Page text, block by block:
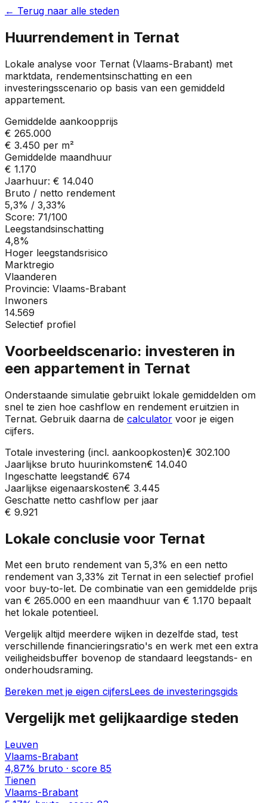
← Terug naar alle steden
Huurrendement in Ternat
Lokale analyse voor Ternat (Vlaams-Brabant) met
marktdata, rendementsinschatting en een
investeringsscenario op basis van een gemiddeld
appartement.
Gemiddelde aankoopprijs
€ 265.000
€ 3.450 per m²
Gemiddelde maandhuur
€ 1.170
Jaarhuur: € 14.040
Bruto / netto rendement
5,3% / 3,33%
Score: 71/100
Leegstandsinschatting
4,8%
Hoger leegstandsrisico
Marktregio
Vlaanderen
Provincie: Vlaams-Brabant
Inwoners
14.569
Selectief profiel
Voorbeeldscenario: investeren in
een appartement in Ternat
Onderstaande simulatie gebruikt lokale gemiddelden om
snel te zien hoe cashflow en rendement eruitzien in
Ternat. Gebruik daarna de calculator voor je eigen
cijfers.
Totale investering (incl. aankoopkosten)€ 302.100
Jaarlijkse bruto huurinkomsten€ 14.040
Ingeschatte leegstand€ 674
Jaarlijkse eigenaarskosten€ 3.445
Geschatte netto cashflow per jaar
€ 9.921
Lokale conclusie voor Ternat
Met een bruto rendement van 5,3% en een netto
rendement van 3,33% zit Ternat in een selectief profiel
voor buy-to-let. De combinatie van een gemiddelde prijs
van € 265.000 en een maandhuur van € 1.170 bepaalt
het lokale potentieel.
Vergelijk altijd meerdere wijken in dezelfde stad, test
verschillende financieringsratio's en werk met een extra
veiligheidsbuffer bovenop de standaard leegstands- en
onderhoudsraming.
Bereken met je eigen cijfersLees de investeringsgids
Vergelijk met gelijkaardige steden
Leuven
Vlaams-Brabant
4,87% bruto · score 85
Tienen
Vlaams-Brabant